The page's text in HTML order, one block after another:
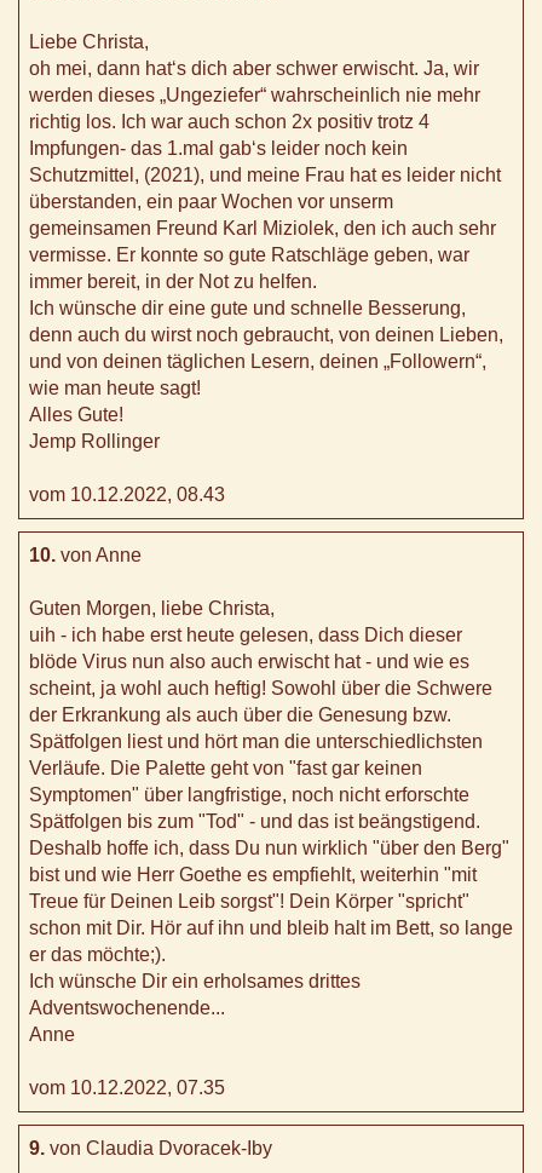
Liebe Christa,
oh mei, dann hat‘s dich aber schwer erwischt. Ja, wir
werden dieses „Ungeziefer“ wahrscheinlich nie mehr
richtig los. Ich war auch schon 2x positiv trotz 4
Impfungen- das 1.mal gab‘s leider noch kein
Schutzmittel, (2021), und meine Frau hat es leider nicht
überstanden, ein paar Wochen vor unserm
gemeinsamen Freund Karl Miziolek, den ich auch sehr
vermisse. Er konnte so gute Ratschläge geben, war
immer bereit, in der Not zu helfen.
Ich wünsche dir eine gute und schnelle Besserung,
denn auch du wirst noch gebraucht, von deinen Lieben,
und von deinen täglichen Lesern, deinen „Followern“,
wie man heute sagt!
Alles Gute!
Jemp Rollinger
vom 10.12.2022, 08.43
10. von Anne
Guten Morgen, liebe Christa,
uih - ich habe erst heute gelesen, dass Dich dieser
blöde Virus nun also auch erwischt hat - und wie es
scheint, ja wohl auch heftig! Sowohl über die Schwere
der Erkrankung als auch über die Genesung bzw.
Spätfolgen liest und hört man die unterschiedlichsten
Verläufe. Die Palette geht von "fast gar keinen
Symptomen" über langfristige, noch nicht erforschte
Spätfolgen bis zum "Tod" - und das ist beängstigend.
Deshalb hoffe ich, dass Du nun wirklich "über den Berg"
bist und wie Herr Goethe es empfiehlt, weiterhin "mit
Treue für Deinen Leib sorgst"! Dein Körper "spricht"
schon mit Dir. Hör auf ihn und bleib halt im Bett, so lange
er das möchte;).
Ich wünsche Dir ein erholsames drittes
Adventswochenende...
Anne
vom 10.12.2022, 07.35
9. von Claudia Dvoracek-Iby